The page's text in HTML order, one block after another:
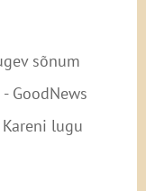
sõnum
GoodNews
Kareni lugu